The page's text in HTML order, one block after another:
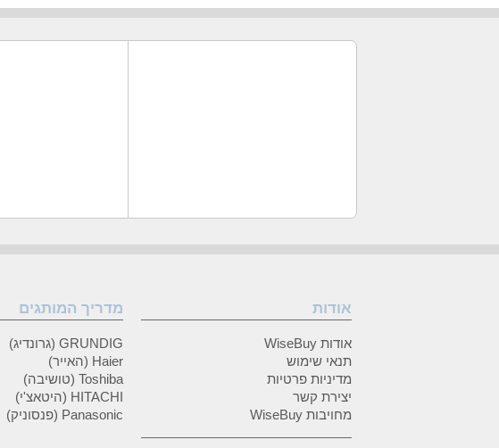
אודות
אודות WiseBuy
תנאי שימוש
מדיניות פרטיות
יצירת קשר
מחויבות WiseBuy
מדריך המותגים
GRUNDIG (גרונדיג)
Haier (האייר)
Toshiba (טושיבה)
HITACHI (היטאצ'י)
Panasonic (פנסוניק)